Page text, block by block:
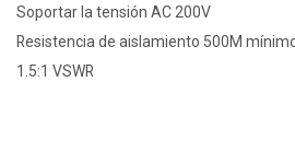
Soportar la tensión AC 200V
Resistencia de aislamiento 500M
1.5:1 VSWR